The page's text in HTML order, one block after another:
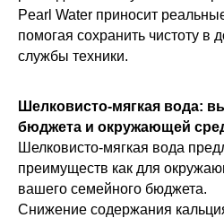
Pearl Water приносит
помогая сохранить чистоту в
службы техники.
Шелковисто-мягкая вода:
бюджета и окружающей
Шелковисто-мягкая вода
преимуществ как для
вашего семейного бюджета.
Снижение содержания